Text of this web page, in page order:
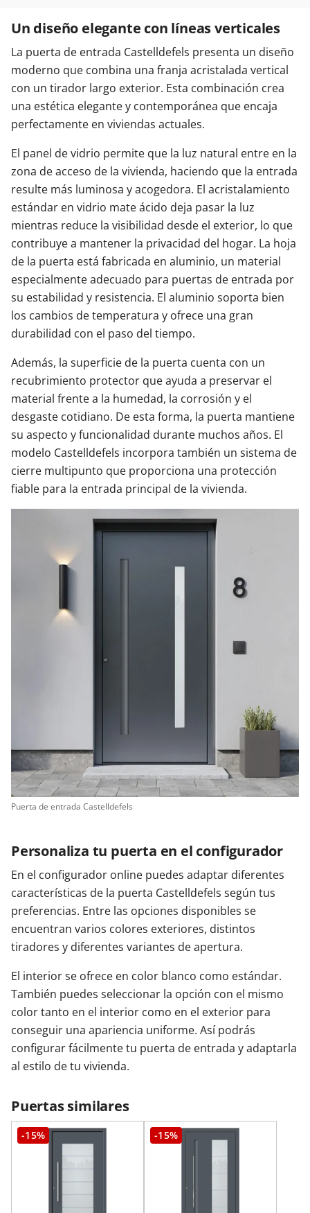
Un diseño elegante con líneas verticales
La puerta de entrada Castelldefels presenta un diseño
moderno que combina una franja acristalada vertical
con un tirador largo exterior. Esta combinación crea
una estética elegante y contemporánea que encaja
perfectamente en viviendas actuales.
El panel de vidrio permite que la luz natural entre en la
zona de acceso de la vivienda, haciendo que la entrada
resulte más luminosa y acogedora. El acristalamiento
estándar en vidrio mate ácido deja pasar la luz
mientras reduce la visibilidad desde el exterior, lo que
contribuye a mantener la privacidad del hogar. La hoja
de la puerta está fabricada en aluminio, un material
especialmente adecuado para puertas de entrada por
su estabilidad y resistencia. El aluminio soporta bien
los cambios de temperatura y ofrece una gran
durabilidad con el paso del tiempo.
Además, la superficie de la puerta cuenta con un
recubrimiento protector que ayuda a preservar el
material frente a la humedad, la corrosión y el
desgaste cotidiano. De esta forma, la puerta mantiene
su aspecto y funcionalidad durante muchos años. El
modelo Castelldefels incorpora también un sistema de
cierre multipunto que proporciona una protección
fiable para la entrada principal de la vivienda.
Puerta de entrada Castelldefels
Personaliza tu puerta en el configurador
En el configurador online puedes adaptar diferentes
características de la puerta Castelldefels según tus
preferencias. Entre las opciones disponibles se
encuentran varios colores exteriores, distintos
tiradores y diferentes variantes de apertura.
El interior se ofrece en color blanco como estándar.
También puedes seleccionar la opción con el mismo
color tanto en el interior como en el exterior para
conseguir una apariencia uniforme. Así podrás
configurar fácilmente tu puerta de entrada y adaptarla
al estilo de tu vivienda.
Puertas similares
-15% -15%